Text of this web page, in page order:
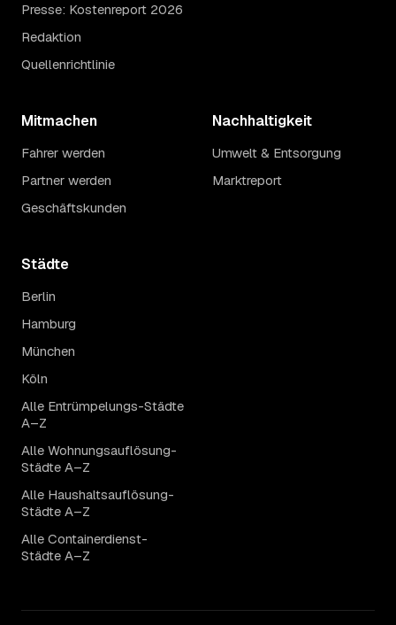
Presse: Kostenreport 2026
Redaktion
Quellenrichtlinie
Mitmachen
Fahrer werden
Partner werden
Geschäftskunden
Nachhaltigkeit
Umwelt & Entsorgung
Marktreport
Städte
Berlin
Hamburg
München
Köln
Alle Entrümpelungs-Städte
A–Z
Alle Wohnungsauflösung-
Städte A–Z
Alle Haushaltsauflösung-
Städte A–Z
Alle Containerdienst-
Städte A–Z